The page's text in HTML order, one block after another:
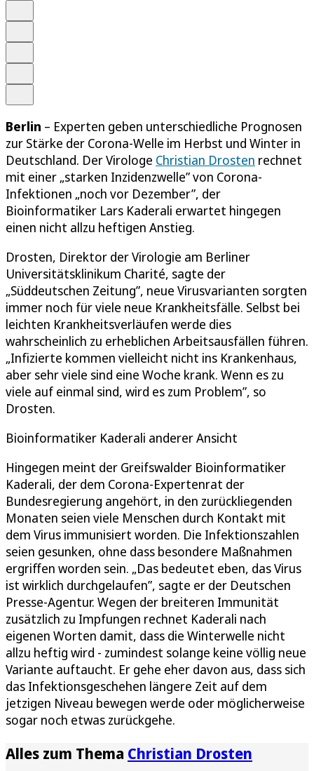
Berlin – Experten geben unterschiedliche Prognosen
zur Stärke der Corona-Welle im Herbst und Winter in
Deutschland. Der Virologe Christian Drosten rechnet
mit einer „starken Inzidenzwelle” von Corona-
Infektionen „noch vor Dezember”, der
Bioinformatiker Lars Kaderali erwartet hingegen
einen nicht allzu heftigen Anstieg.
Drosten, Direktor der Virologie am Berliner
Universitätsklinikum Charité, sagte der
„Süddeutschen Zeitung”, neue Virusvarianten sorgten
immer noch für viele neue Krankheitsfälle. Selbst bei
leichten Krankheitsverläufen werde dies
wahrscheinlich zu erheblichen Arbeitsausfällen führen.
„Infizierte kommen vielleicht nicht ins Krankenhaus,
aber sehr viele sind eine Woche krank. Wenn es zu
viele auf einmal sind, wird es zum Problem”, so
Drosten.
Bioinformatiker Kaderali anderer Ansicht
Hingegen meint der Greifswalder Bioinformatiker
Kaderali, der dem Corona-Expertenrat der
Bundesregierung angehört, in den zurückliegenden
Monaten seien viele Menschen durch Kontakt mit
dem Virus immunisiert worden. Die Infektionszahlen
seien gesunken, ohne dass besondere Maßnahmen
ergriffen worden sein. „Das bedeutet eben, das Virus
ist wirklich durchgelaufen”, sagte er der Deutschen
Presse-Agentur. Wegen der breiteren Immunität
zusätzlich zu Impfungen rechnet Kaderali nach
eigenen Worten damit, dass die Winterwelle nicht
allzu heftig wird - zumindest solange keine völlig neue
Variante auftaucht. Er gehe eher davon aus, dass sich
das Infektionsgeschehen längere Zeit auf dem
jetzigen Niveau bewegen werde oder möglicherweise
sogar noch etwas zurückgehe.
Alles zum Thema Christian Drosten